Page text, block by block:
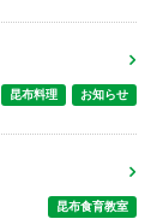
昆布料理 お知らせ
昆布食育教室